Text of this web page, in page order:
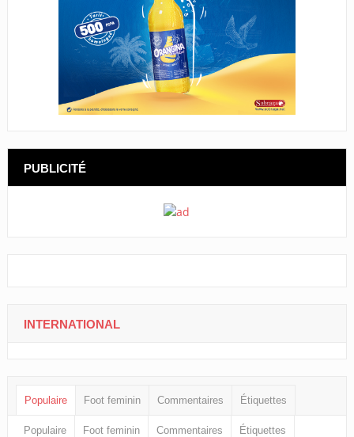
PUBLICITÉ
INTERNATIONAL
Populaire Foot feminin Commentaires Étiquettes
Populaire Foot feminin Commentaires Étiquettes